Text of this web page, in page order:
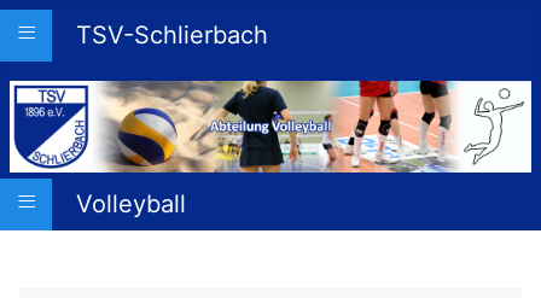
TSV-Schlierbach
≡
Volleyball
≡